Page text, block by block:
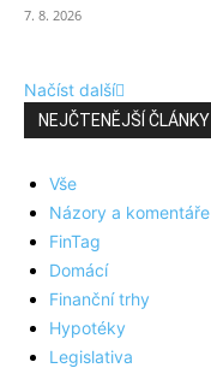
7. 8. 2026
Načíst další
NEJČTENĚJŠÍ ČLÁNKY
Vše
Názory a komentáře
FinTag
Domácí
Finanční trhy
Hypotéky
Legislativa